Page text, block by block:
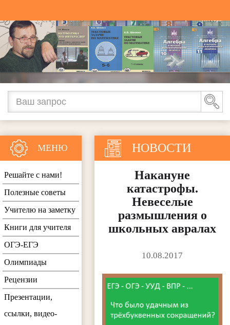
НОВОСТИ
Накануне
катастрофы.
Невеселые
размышления о
школьных авралах
10.08.2017
МЕНЮ
Решайте с нами!
Полезные советы
Учителю на заметку
Книги для учителя
ОГЭ-ЕГЭ
Олимпиады
Рецензии
Презентации,
ссылки, видео-